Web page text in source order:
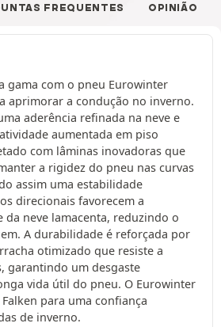
FREQUENTES OPINIÃO
gama com o pneu Eurowinter
aprimorar a condução no inverno.
aderência refinada na neve e
aumentada em piso
com lâminas inovadoras que
a rigidez do pneu nas curvas
assim uma estabilidade
direcionais favorecem a
da neve lamacenta, reduzindo o
A durabilidade é reforçada por
otimizado que resiste a
garantindo um desgaste
vida útil do pneu. O Eurowinter
para uma confiança
de inverno.